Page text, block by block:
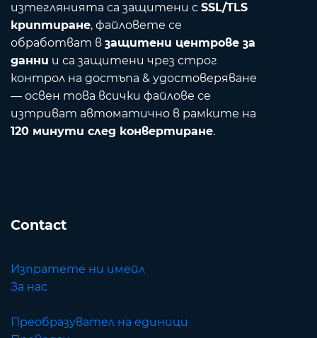
изтеглянията са защитени с SSL/TLS
криптиране, файловете се
обработват в защитени центрове за
данни и са защитени чрез строг
контрол на достъпа & удостоверяване
— освен това всички файлове се
изтриват автоматично в рамките на
120 минути след конвертиране.
Contact
Изпратете ни имейл
За нас
Преобразувател на единици